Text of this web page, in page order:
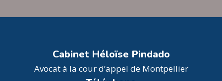
Cabinet Héloïse Pindado
Avocat à la cour d’appel de Montpellier